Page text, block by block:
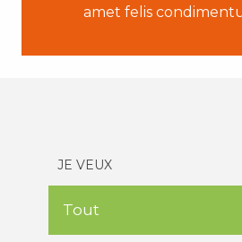
amet felis
JE VEUX